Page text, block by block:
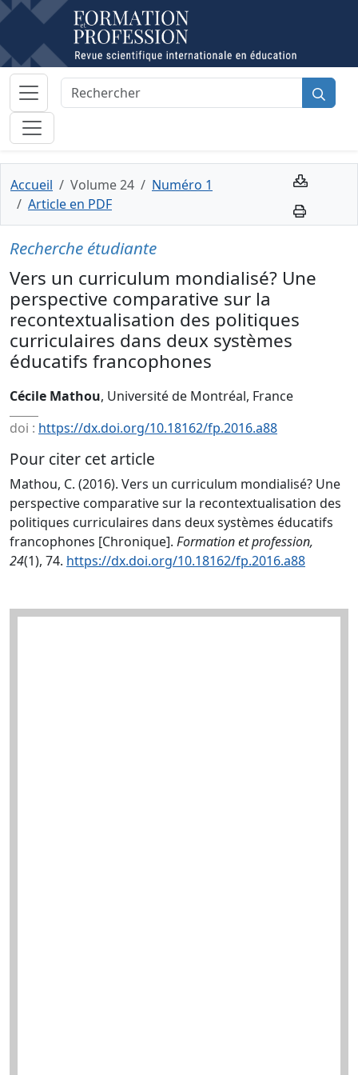
Accueil Volume 24
Numéro 1
Article en PDF
Recherche étudiante
Vers un curriculum mondialisé? Une
perspective comparative sur la
recontextualisation des politiques
curriculaires dans deux systèmes
éducatifs francophones
Cécile Mathou, Université de Montréal, France
doi : https://dx.doi.org/10.18162/fp.2016.a88
Pour citer cet article
Mathou, C. (2016). Vers un curriculum mondialisé? Une
perspective comparative sur la recontextualisation des
politiques curriculaires dans deux systèmes éducatifs
francophones [Chronique]. Formation et profession,
24(1), 74. https://dx.doi.org/10.18162/fp.2016.a88